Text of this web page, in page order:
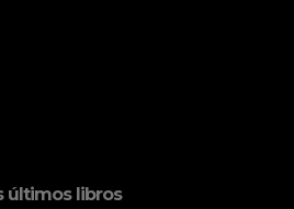
últimos libros